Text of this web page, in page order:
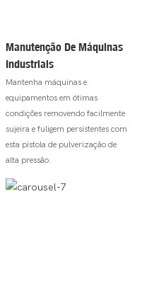
Manutenção De Máquinas
Industriais
Mantenha máquinas e
equipamentos em ótimas
condições removendo facilmente
sujeira e fuligem persistentes com
esta pistola de pulverização de
alta pressão.